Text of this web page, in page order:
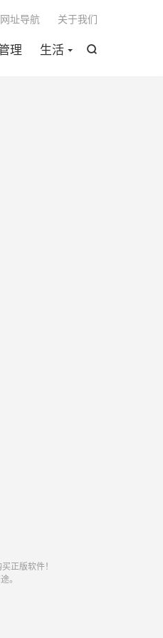

理 生活
网址导航 关于我们
正版软件！
。